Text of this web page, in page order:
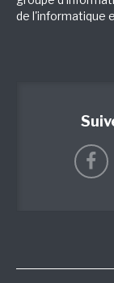
de l'informatique